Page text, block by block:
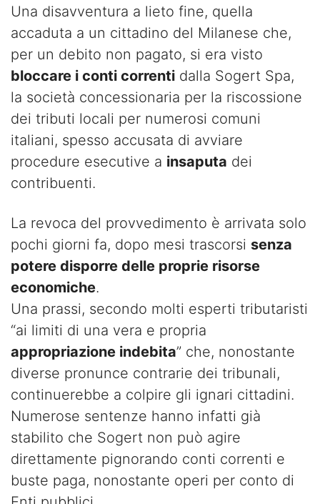
Una disavventura a lieto fine, quella
accaduta a un cittadino del Milanese che,
per un debito non pagato, si era visto
bloccare i conti correnti dalla Sogert Spa,
la società concessionaria per la riscossione
dei tributi locali per numerosi comuni
italiani, spesso accusata di avviare
procedure esecutive a insaputa dei
contribuenti.
La revoca del provvedimento è arrivata solo
pochi giorni fa, dopo mesi trascorsi senza
potere disporre delle proprie risorse
economiche.
Una prassi, secondo molti esperti tributaristi
“ai limiti di una vera e propria
appropriazione indebita” che, nonostante
diverse pronunce contrarie dei tribunali,
continuerebbe a colpire gli ignari cittadini.
Numerose sentenze hanno infatti già
stabilito che Sogert non può agire
direttamente pignorando conti correnti e
buste paga, nonostante operi per conto di